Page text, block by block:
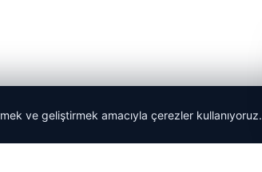
ve geliştirmek amacıyla çerezler kullanıyoruz.